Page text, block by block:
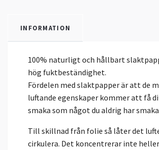
INFORMATION
100% naturligt och hållbart
hög fuktbeständighet.
Fördelen med slaktpapper är att de
luftande egenskaper kommer att få
smaka som något du aldrig har
Till skillnad från folie så låter det
cirkulera. Det koncentrerar inte